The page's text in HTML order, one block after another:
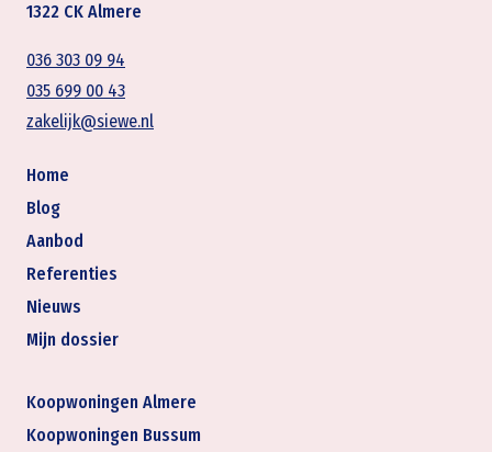
1322 CK Almere
036 303 09 94
035 699 00 43
zakelijk@siewe.nl
Home
Blog
Aanbod
Referenties
Nieuws
Mijn dossier
Koopwoningen Almere
Koopwoningen Bussum